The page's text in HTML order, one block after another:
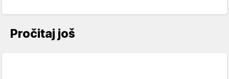
Pročitaj još